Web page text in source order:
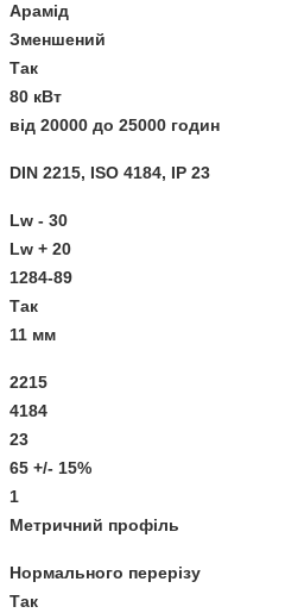
Арамід
Зменшений
Так
80 кВт
від 20000 до 25000 годин
DIN 2215, ISO 4184, IP 23
Lw - 30
Lw + 20
1284-89
Так
11 мм
2215
4184
23
65 +/- 15%
1
Метричний профіль
Нормального перерізу
Так